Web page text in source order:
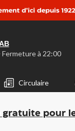
⋅ Fermeture à 22:00
Circulaire
gratuite pour